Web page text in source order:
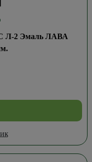
Л-2 Эмаль ЛАВА